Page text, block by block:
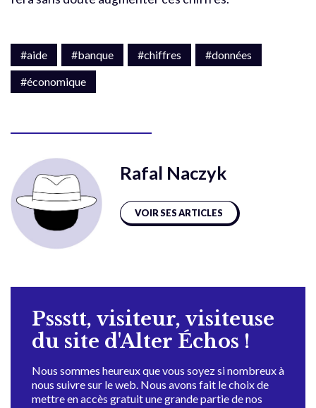
#aide #banque #chiffres
#données
#économique
Rafal Naczyk
VOIR SES ARTICLES
Pssstt, visiteur, visiteuse
du site d'Alter Échos !
Nous sommes heureux que vous soyez si nombreux à
nous suivre sur le web. Nous avons fait le choix de
mettre en accès gratuit une grande partie de nos